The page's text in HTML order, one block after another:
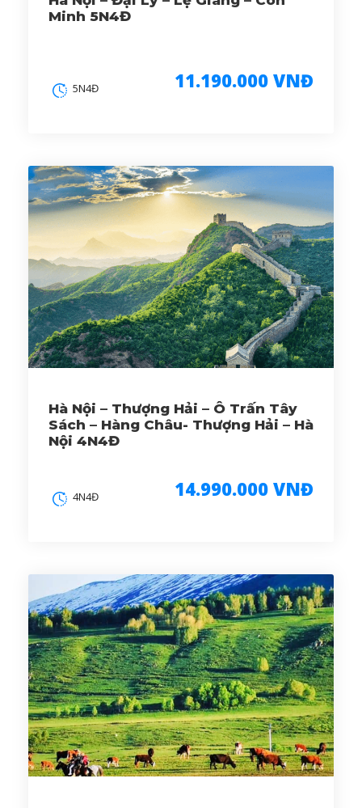
Minh 5N4Đ
11.190.000 VNĐ
5N4Đ
Hà Nội – Thượng Hải – Ô Trấn Tây
Sách – Hàng Châu- Thượng Hải – Hà
Nội 4N4Đ
14.990.000 VNĐ
4N4Đ